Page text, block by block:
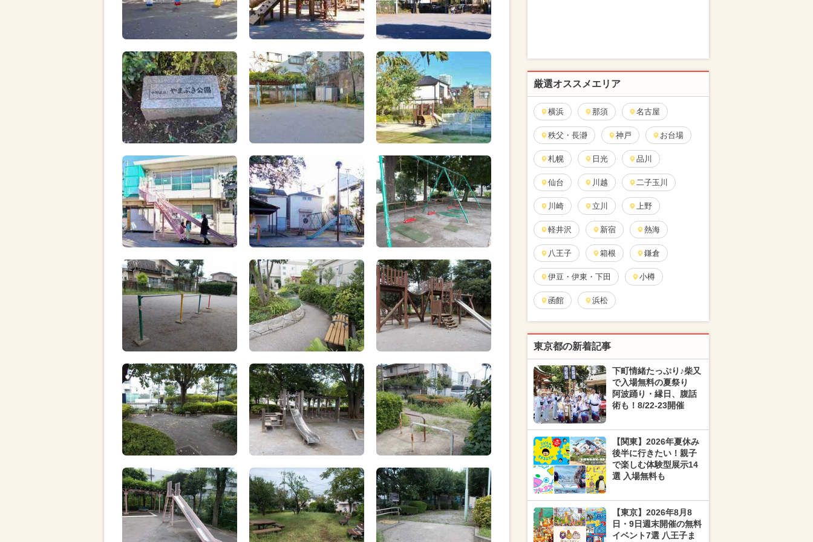
厳選オススメエリア
横浜 那須 名古屋
秩父・長瀞 神戸 お台場
札幌 日光 品川
仙台 川越 二子玉川
川崎 立川 上野
軽井沢 新宿 熱海
八王子 箱根 鎌倉
伊豆・伊東・下田 小樽
函館 浜松
東京都の新着記事
下町情緒たっぷり♪柴又
で入場無料の夏祭り
阿波踊り・縁日、腹話
術も！8/22-23開催
【関東】2026年夏休み
後半に行きたい！親子
で楽しむ体験型展示14
選 入場無料も
【東京】2026年8月8
日・9日週末開催の無料
イベント7選 八王子ま